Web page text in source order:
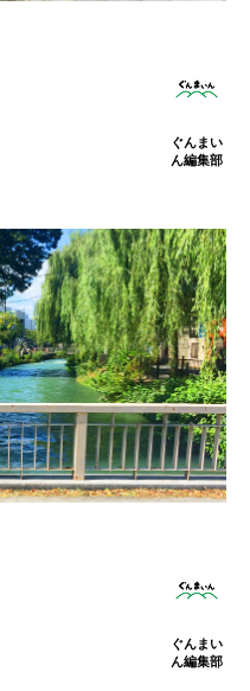
ぐんまい
ん編集部
ぐんまい
ん編集部